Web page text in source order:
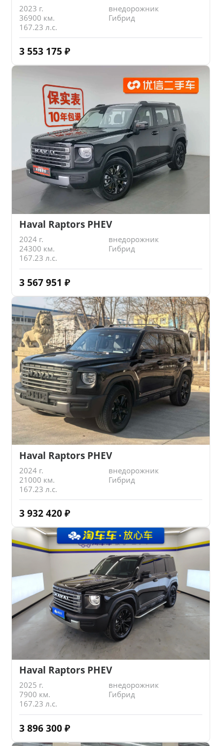
2023 г.
внедорожник
36900 км.
Гибрид
167.23 л.с.
3 553 175 ₽
Haval Raptors PHEV
2024 г.
внедорожник
24300 км.
Гибрид
167.23 л.с.
3 567 951 ₽
Haval Raptors PHEV
2024 г.
внедорожник
21000 км.
Гибрид
167.23 л.с.
3 932 420 ₽
Haval Raptors PHEV
2025 г.
внедорожник
7900 км.
Гибрид
167.23 л.с.
3 896 300 ₽